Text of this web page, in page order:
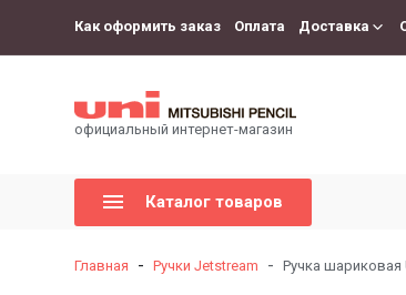
Как оформить заказ Оплата Доставка
официальный интернет-магазин
Каталог товаров
Главная - Ручки Jetstream - Ручка шариковая